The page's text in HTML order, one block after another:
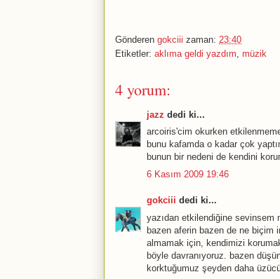
Gönderen gokciii zaman: 23:40
Etiketler: aklıma geldi yazdım müzik
4 yorum:
jazz dedi ki...
arcoiris'cim okurken
bunu kafamda o kadar çok
bunun bir nedeni de kendini
6 Kasım 2009 19:46
gokciii dedi ki...
yazıdan etkilendiğine
bazen aferin bazen de ne biçim
almamak için, kendimizi
böyle davranıyoruz. bazen
korktuğumuz şeyden daha